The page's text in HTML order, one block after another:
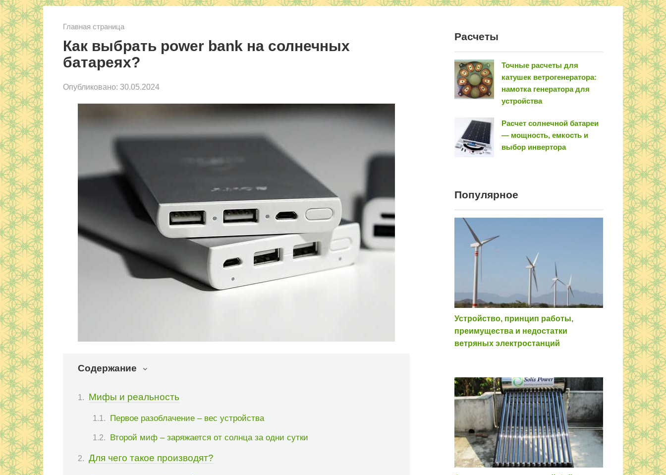
Главная страница
Как выбрать power bank на солнечных
батареях?
Опубликовано: 30.05.2024
Содержание
Мифы и реальность
Первое разоблачение – вес устройства
Второй миф – заряжается от солнца за одни сутки
Для чего такое производят?
Расчеты
Точные расчеты для
катушек ветрогенератора:
намотка генератора для
устройства
Расчет солнечной батареи
— мощность, емкость и
выбор инвертора
Популярное
Устройство, принцип работы,
преимущества и недостатки
ветряных электростанций